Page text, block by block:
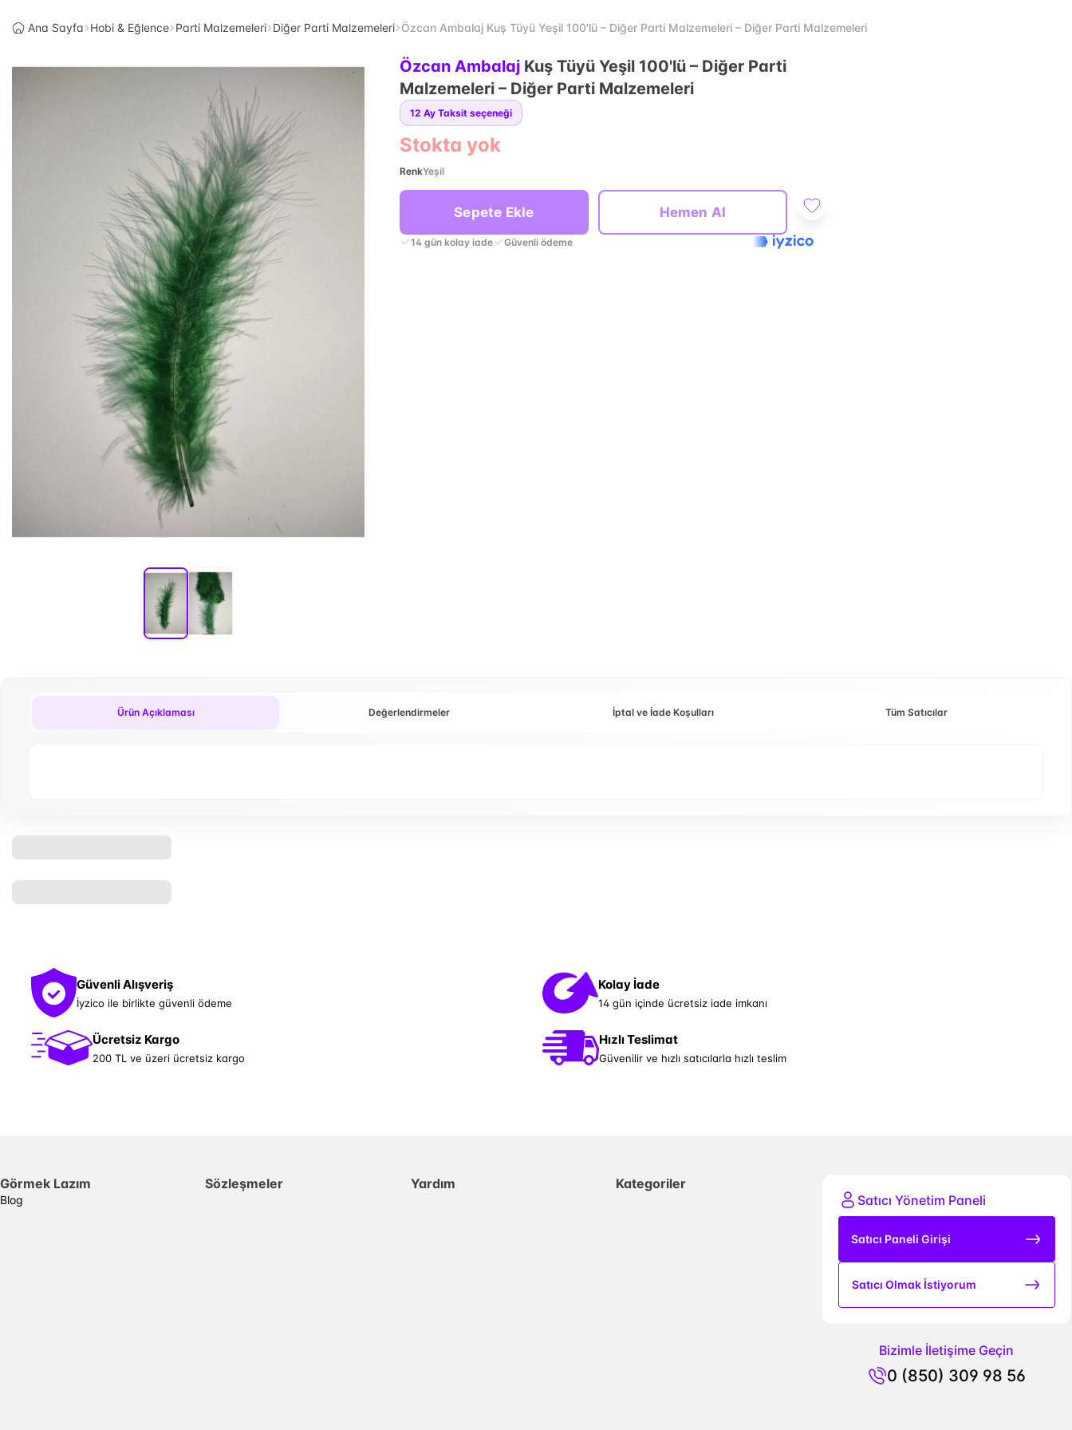
Ana Sayfa Hobi & Eğlence Parti Malzemeleri Diğer Parti Malzemeleri Özcan Ambalaj Kuş Tüyü Yeşil 100'lü – Diğer Parti Malzemeleri – Diğer Parti Malzemeleri
Özcan Ambalaj Kuş Tüyü Yeşil 100'lü – Diğer Parti
Malzemeleri – Diğer Parti Malzemeleri
12 Ay Taksit seçeneği
Stokta yok
RenkYeşil
Sepete Ekle Hemen Al
14 gün kolay iade Güvenli ödeme
Ürün Açıklaması Değerlendirmeler İptal ve İade Koşulları Tüm Satıcılar
Güvenli Alışveriş
İyzico ile birlikte güvenli ödeme
Kolay İade
14 gün içinde ücretsiz iade imkanı
Ücretsiz Kargo
200 TL ve üzeri ücretsiz kargo
Hızlı Teslimat
Güvenilir ve hızlı satıcılarla hızlı teslim
Görmek Lazım
Blog
Sözleşmeler Yardım
Kategoriler
Satıcı Yönetim Paneli
Satıcı Paneli Girişi
Satıcı Olmak İstiyorum
Bizimle İletişime Geçin
0 (850) 309 98 56